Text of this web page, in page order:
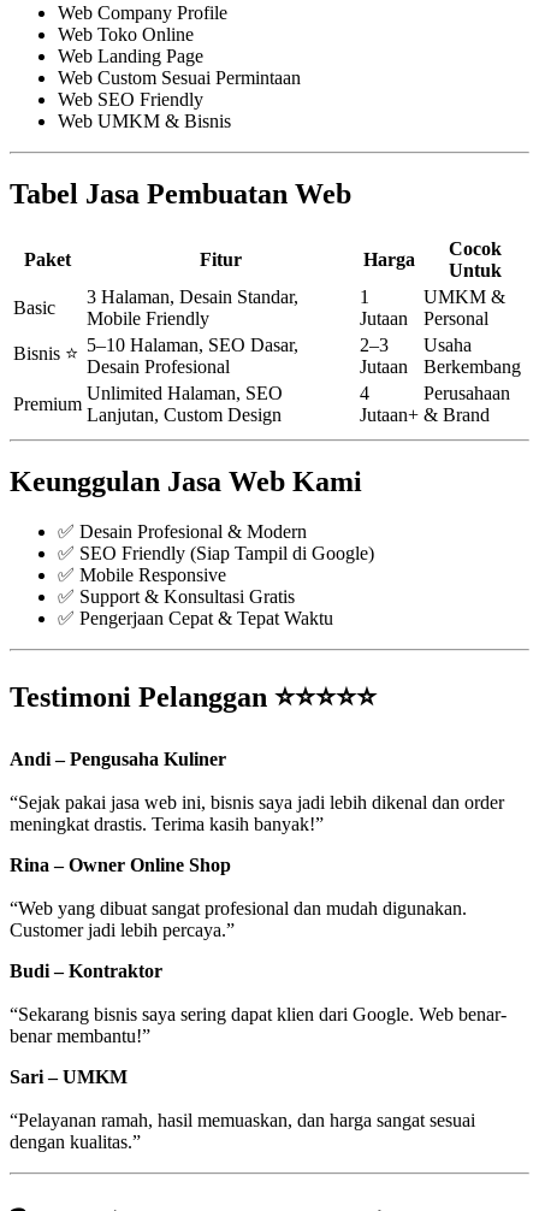
Web Company Profile
Web Toko Online
Web Landing Page
Web Custom Sesuai Permintaan
Web SEO Friendly
Web UMKM & Bisnis
Tabel Jasa Pembuatan Web
Paket Fitur Harga
Cocok
Untuk
Basic
3 Halaman, Desain Standar,
Mobile Friendly
1
Jutaan
UMKM &
Personal
Bisnis ⭐ 5–10 Halaman, SEO Dasar,
Desain Profesional
2–3
Jutaan
Usaha
Berkembang
Premium
Unlimited Halaman, SEO
Lanjutan, Custom Design
4
Jutaan+
Perusahaan
& Brand
Keunggulan Jasa Web Kami
✅ Desain Profesional & Modern
✅ SEO Friendly (Siap Tampil di Google)
✅ Mobile Responsive
✅ Support & Konsultasi Gratis
✅ Pengerjaan Cepat & Tepat Waktu
Testimoni Pelanggan ⭐⭐⭐⭐⭐
Andi – Pengusaha Kuliner
“Sejak pakai jasa web ini, bisnis saya jadi lebih dikenal dan order
meningkat drastis. Terima kasih banyak!”
Rina – Owner Online Shop
“Web yang dibuat sangat profesional dan mudah digunakan.
Customer jadi lebih percaya.”
Budi – Kontraktor
“Sekarang bisnis saya sering dapat klien dari Google. Web benar-
benar membantu!”
Sari – UMKM
“Pelayanan ramah, hasil memuaskan, dan harga sangat sesuai
dengan kualitas.”